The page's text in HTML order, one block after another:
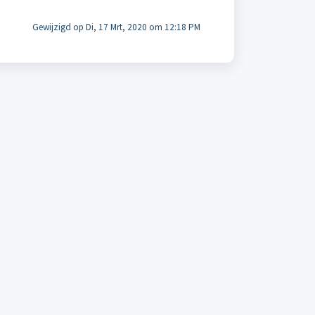
Gewijzigd op Di, 17 Mrt, 2020 om 12:18 PM